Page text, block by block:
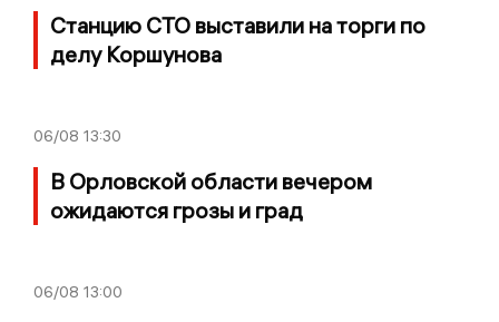
Станцию СТО выставили на торги по
делу Коршунова
06/08 13:30
В Орловской области вечером
ожидаются грозы и град
06/08 13:00